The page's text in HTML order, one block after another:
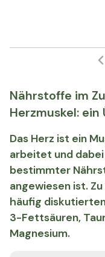
Nährstoffe im
Herzmuskel: ein
Das Herz ist ein
arbeitet und
bestimmter
angewiesen ist.
häufig
3-Fettsäuren,
Magnesium.